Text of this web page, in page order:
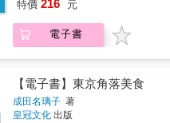
楠朱音，忽然選擇申請合法自殺
的時候嗎……？」隱藏過往的東峰
命幫助者」的身分，開始與朱音進
的面談。面對一心尋死的摯友，
對方面對活下去的痛苦與孤獨？
過無數次！」「這本書是救贖現代
品！」「讀完這本書後，我找回了
氣。」//「你也是想活卻又活不下
遠野真白在這裡遇見的每一個人，
死」的念頭。是想放棄所有，一心
嗎？還是認為這是幸福的結局，沒
特價 216 元
電子書
【電子書】東京角落美食
成田名璃子 著
皇冠文化 出版